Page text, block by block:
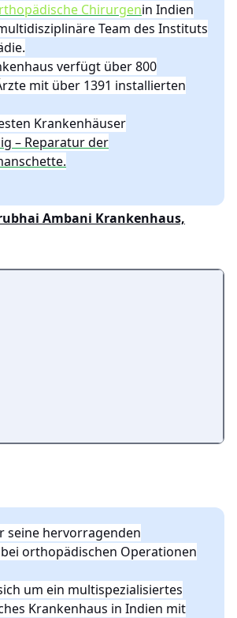
Chirurgenin Indien
Team des Instituts
verfügt über 800
mit über 1391 installierten
Krankenhäuser
– Reparatur der
Ambani Krankenhaus,
seine hervorragenden
orthopädischen Operationen
um ein multispezialisiertes
Krankenhaus in Indien mit